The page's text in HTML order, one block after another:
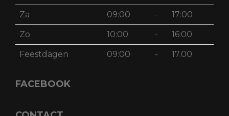
Za 09:00 - 17:00
Zo 10:00 - 16:00
Feestdagen 09:00 - 17.00
FACEBOOK